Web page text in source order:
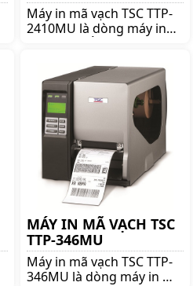
Máy in mã vạch TSC TTP-
2410MU là dòng máy in
2410MU lên ngay
shoppos.vn để nhận được
nhiều ưu đãi và giá tốt!!
MÁY IN MÃ VẠCH TSC
TTP-346MU
Máy in mã vạch TSC TTP-
346MU là dòng máy in mã